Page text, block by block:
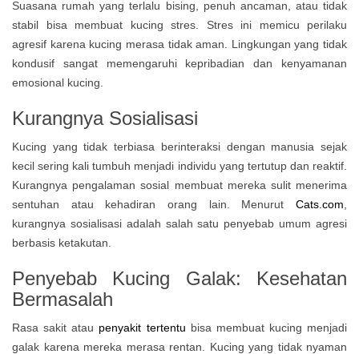
Suasana rumah yang terlalu bising, penuh ancaman, atau tidak
stabil bisa membuat kucing stres. Stres ini memicu perilaku
agresif karena kucing merasa tidak aman. Lingkungan yang tidak
kondusif sangat memengaruhi kepribadian dan kenyamanan
emosional kucing.
Kurangnya Sosialisasi
Kucing yang tidak terbiasa berinteraksi dengan manusia sejak
kecil sering kali tumbuh menjadi individu yang tertutup dan reaktif.
Kurangnya pengalaman sosial membuat mereka sulit menerima
sentuhan atau kehadiran orang lain. Menurut
Cats.com
kurangnya sosialisasi adalah salah satu penyebab umum agresi
berbasis ketakutan.
Penyebab Kucing Galak: Kesehatan
Bermasalah
Rasa sakit atau penyakit tertentu bisa membuat kucing menjadi
galak karena mereka merasa rentan. Kucing yang tidak nyaman